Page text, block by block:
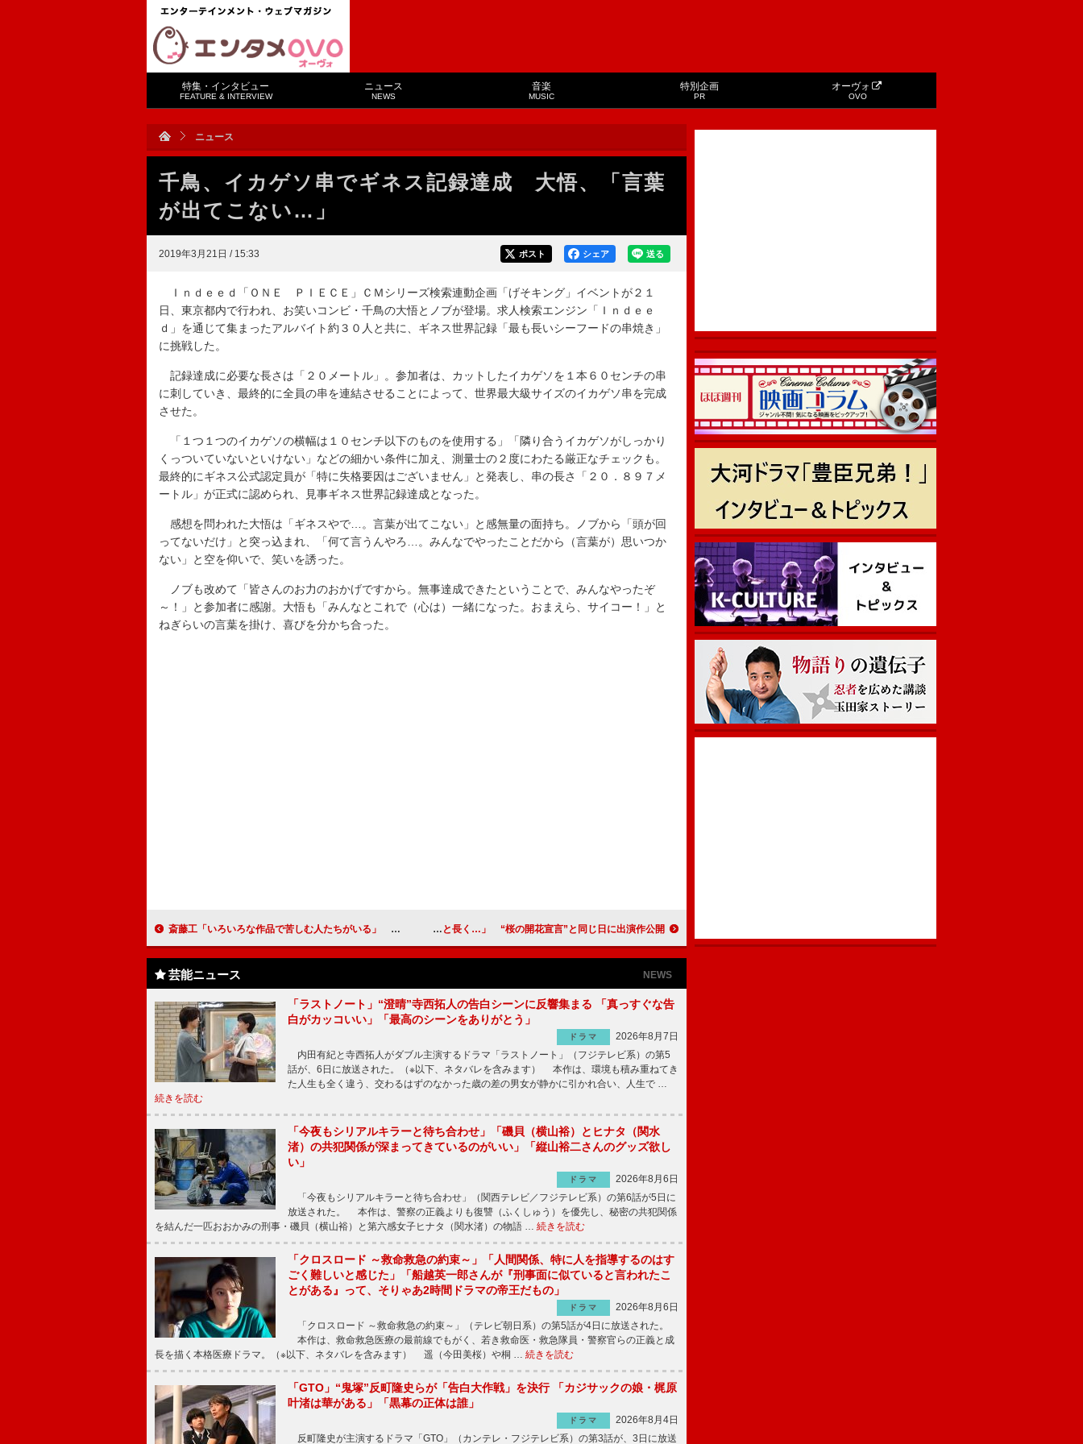
特集・インタビュー
FEATURE & INTERVIEW
ニュース
NEWS
音楽
MUSIC
特別企画
PR
オーヴォ
OVO
ニュース
千鳥、イカゲソ串でギネス記録達成 大悟、「言葉
が出てこない…」
2019年3月21日 / 15:33 送る
シェア
ポスト
Ｉｎｄｅｅｄ「ＯＮＥ ＰＩＥＣＥ」ＣＭシリーズ検索連動企画「げそキング」イベントが２１
日、東京都内で行われ、お笑いコンビ・千鳥の大悟とノブが登場。求人検索エンジン「Ｉｎｄｅｅ
ｄ」を通じて集まったアルバイト約３０人と共に、ギネス世界記録「最も長いシーフードの串焼き」
に挑戦した。
記録達成に必要な長さは「２０メートル」。参加者は、カットしたイカゲソを１本６０センチの串
に刺していき、最終的に全員の串を連結させることによって、世界最大級サイズのイカゲソ串を完成
させた。
「１つ１つのイカゲソの横幅は１０センチ以下のものを使用する」「隣り合うイカゲソがしっかり
くっついていないといけない」などの細かい条件に加え、測量士の２度にわたる厳正なチェックも。
最終的にギネス公式認定員が「特に失格要因はございません」と発表し、串の長さ「２０．８９７メ
ートル」が正式に認められ、見事ギネス世界記録達成となった。
感想を問われた大悟は「ギネスやで…。言葉が出てこない」と感無量の面持ち。ノブから「頭が回
ってないだけ」と突っ込まれ、「何て言うんやろ…。みんなでやったことだから（言葉が）思いつか
ない」と空を仰いで、笑いを誘った。
ノブも改めて「皆さんのお力のおかげですから。無事達成できたということで、みんなやったぞ
～！」と参加者に感謝。大悟も「みんなとこれで（心は）一緒になった。おまえら、サイコー！」と
ねぎらいの言葉を掛け、喜びを分かち合った。
斎藤工「いろいろな作品で苦しむ人たちがいる」 ピエール瀧容疑者逮捕の衝撃を語る 片寄涼太「この桜はもっともっと長く…」 “桜の開花宣言”と同じ日に出演作公開
芸能ニュース NEWS
「ラストノート」“澄晴”寺西拓人の告白シーンに反響集まる 「真っすぐな告
白がカッコいい」「最高のシーンをありがとう」
ドラマ
2026年8月7日
内田有紀と寺西拓人がダブル主演するドラマ「ラストノート」（フジテレビ系）の第5
話が、6日に放送された。（※以下、ネタバレを含みます） 本作は、環境も積み重ねてき
た人生も全く違う、交わるはずのなかった歳の差の男女が静かに引かれ合い、人生で …
続きを読む
「今夜もシリアルキラーと待ち合わせ」「磯貝（横山裕）とヒナタ（関水
渚）の共犯関係が深まってきているのがいい」「縦山裕二さんのグッズ欲し
い」
ドラマ
2026年8月6日
「今夜もシリアルキラーと待ち合わせ」（関西テレビ／フジテレビ系）の第6話が5日に
放送された。 本作は、警察の正義よりも復讐（ふくしゅう）を優先し、秘密の共犯関係
を結んだ一匹おおかみの刑事・磯貝（横山裕）と第六感女子ヒナタ（関水渚）の物語 … 続きを読む
「クロスロード ～救命救急の約束～」「人間関係、特に人を指導するのはす
ごく難しいと感じた」「船越英一郎さんが『刑事面に似ていると言われたこ
とがある』って、そりゃあ2時間ドラマの帝王だもの」
ドラマ
2026年8月6日
「クロスロード ～救命救急の約束～」（テレビ朝日系）の第5話が4日に放送された。
本作は、救命救急医療の最前線でもがく、若き救命医・救急隊員・警察官らの正義と成
長を描く本格医療ドラマ。（※以下、ネタバレを含みます） 遥（今田美桜）や桐 … 続きを読む
「GTO」“鬼塚”反町隆史らが「告白大作戦」を決行 「カジサックの娘・梶原
叶渚は華がある」「黒幕の正体は誰」
ドラマ
2026年8月4日
反町隆史が主演するドラマ「GTO」（カンテレ・フジテレビ系）の第3話が、3日に放送